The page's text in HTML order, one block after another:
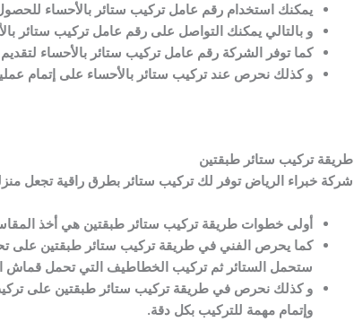
يمكنك استخدام رقم عامل تركيب ستائر بالأحساء
و بالتالي يمكنك التواصل على رقم عامل تركيب ستائر
كما توفر الشركة رقم عامل تركيب ستائر بالأحساء
و كذلك نحرص عند تركيب ستائر بالأحساء على إتمام
طريقة تركيب ستائر طبقتين
شركة خبراء الرياض توفر لك تركيب ستائر بطرق راقية تجعل
أولى خطوات طريقة تركيب ستائر طبقتين هي أخذ
كما يحرص الفني في طريقة تركيب ستائر طبقتين على
ستحمل الستائر ثم تركيب الخطاطيف التي تحمل قماش
و كذلك نحرص في طريقة تركيب ستائر طبقتين على
وإتمام مهمة للتركيب بكل دقة.